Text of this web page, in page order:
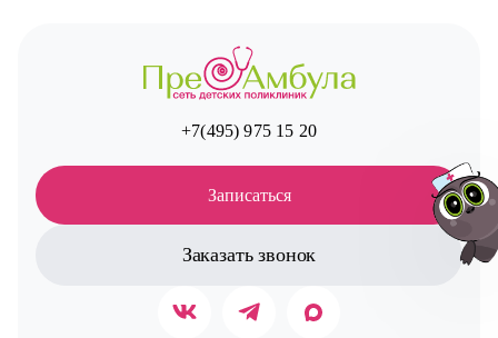
+7(495) 975 15 20
Записаться
Заказать звонок